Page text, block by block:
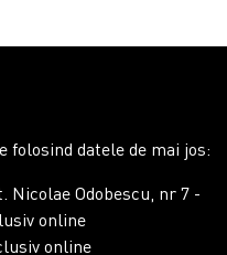
datele de mai jos:
Nicolae Odobescu, nr 7 -
online
online